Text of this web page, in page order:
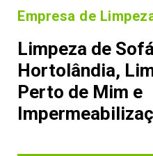
Empresa de
Limpeza de
Hortolândia,
Perto de Mim e